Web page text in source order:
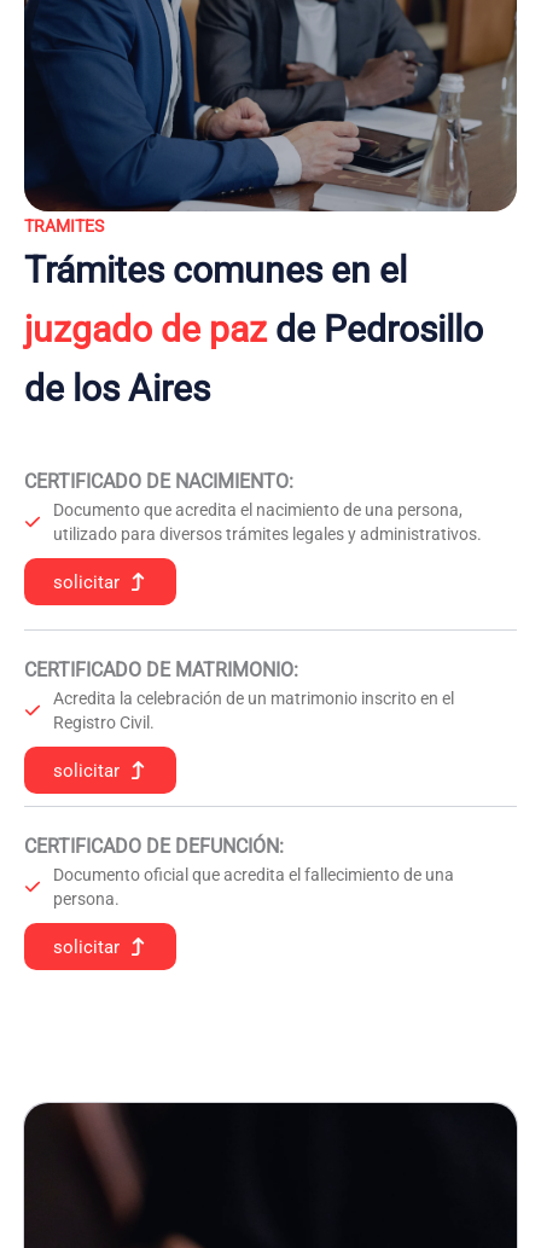
TRAMITES
Trámites comunes en el
juzgado de pazde Pedrosillo
de los Aires
CERTIFICADO DE NACIMIENTO:
Documento que acredita el nacimiento de una persona,
utilizado para diversos trámites legales y administrativos.
solicitar
CERTIFICADO DE MATRIMONIO:
Acredita la celebración de un matrimonio inscrito en el
Registro Civil.
solicitar
CERTIFICADO DE DEFUNCIÓN:
Documento oficial que acredita el fallecimiento de una
persona.
solicitar